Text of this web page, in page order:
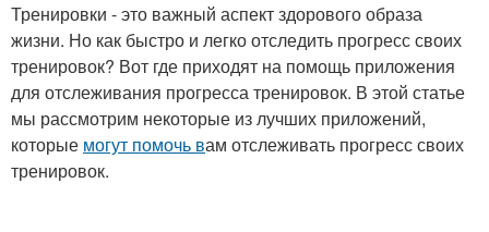
Тренировки - это важный аспект здорового образа
жизни. Но как быстро и легко отследить прогресс своих
тренировок? Вот где приходят на помощь приложения
для отслеживания прогресса тренировок. В этой статье
мы рассмотрим некоторые из лучших приложений,
которые могут помочь вам отслеживать прогресс своих
тренировок.